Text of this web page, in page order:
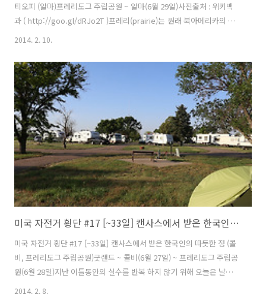
티오피 (알마)프레리도그 주립공원 ~ 알마(6월 29일)사진출처 : 위키백
과 ( http://goo.gl/dRJo2T )프레리(prairie)는 원래 북아메리카의 초
원지래를 말하며 자세히는 북아메리카의 로키산맥 동부에서 미시시피강
이는 약1,000km, 남북길이는 약2,000km, 프레리는 프랑스어로 목장이
라는 뜻이다. 그리고 프레리도그(prairie dog)는쥐목 다람쥐과의 작은
포유류이며 넓은 초원지애에 사는데 크기는 0.9~1.2kg 사이의 작은 동
물이다.내용출처 : 네이버 두산동아백과 ( http://goo.gl/E6UZv6 )여행
을 시작하고 주립공원 캠..
2014. 2. 10.
미국 자전거 횡단 #17 [~33일] 캔사스에서 받은 한국인의 따듯한 정 (콜비, 프레리도그 주립공원)
미국 자전거 횡단 #17 [~33일] 캔사스에서 받은 한국인의 따듯한 정 (콜
비, 프레리도그 주립공원)굿랜드 ~ 콜비(6월 27일) ~ 프레리도그 주립공
원(6월 28일)지난 이틀동안의 실수를 반복 하지 않기 위해 오늘은 날이
밝자 득달같이 일어났다."일찍 일어난 새가 벌레를 잡는다"는 속담이 있
2014. 2. 8.